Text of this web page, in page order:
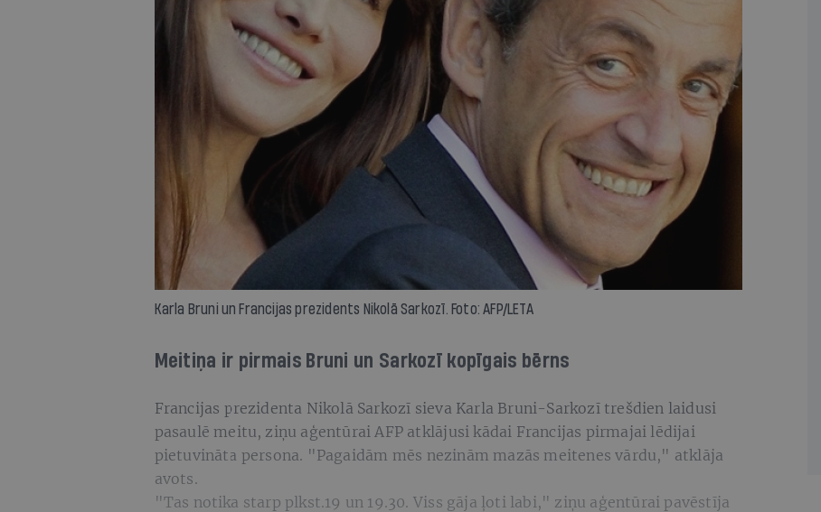
Karla Bruni un Francijas prezidents Nikolā Sarkozī. Foto: AFP/LETA
Meitiņa ir pirmais Bruni un Sarkozī kopīgais bērns
Francijas prezidenta Nikolā Sarkozī sieva Karla Bruni-Sarkozī trešdien laidusi
pasaulē meitu, ziņu aģentūrai AFP atklājusi kādai Francijas pirmajai lēdijai
pietuvināta persona. "Pagaidām mēs nezinām mazās meitenes vārdu," atklāja
avots.
"Tas notika starp plkst.19 un 19.30. Viss gāja ļoti labi," ziņu aģentūrai pavēstīja